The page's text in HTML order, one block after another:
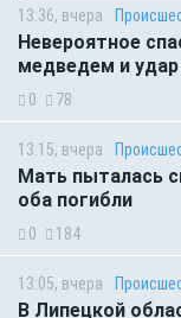
13:36, вчера
Невероятное
медведем и
0 78
13:15, вчера
Мать пыталась
оба погибли
0 184
13:05, вчера
В Липецкой